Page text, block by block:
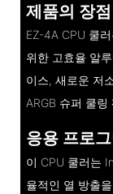
제품의 장점
EZ-4A CPU 쿨
위한 고효율 알
이스, 새로운 저
ARGB 슈퍼 쿨링
응용 프로
이 CPU 쿨러는
율적인 열 방출